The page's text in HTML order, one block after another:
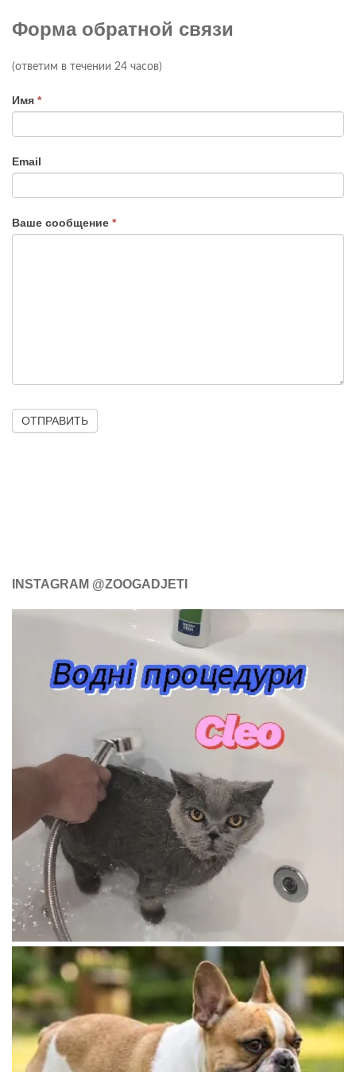
Форма обратной связи
(ответим в течении 24 часов)
Напишите
Имя *
Email
Ваше сообщение *
ОТПРАВИТЬ
INSTAGRAM @ZOOGADJETI